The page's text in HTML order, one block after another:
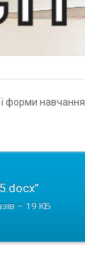
форми навчання
– 19 КБ